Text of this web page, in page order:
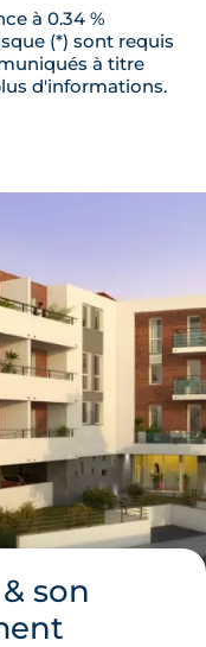
à 0.34 %
(*) sont requis
à titre
d'informations.
son